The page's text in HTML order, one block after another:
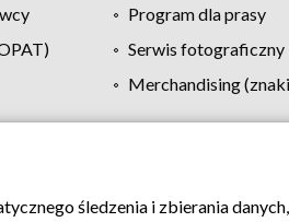
Program dla prasy
Serwis fotograficzny
Merchandising
Pomoc Biuro reklamy
śledzenia i zbierania